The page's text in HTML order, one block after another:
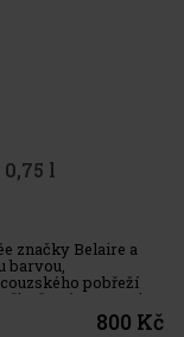
l
značky Belaire a
barvou,
pobřeží
v šesté generaci a
800 Kč